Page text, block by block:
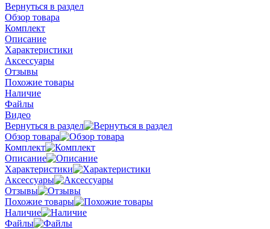
Вернуться в раздел
Обзор товара
Комплект
Описание
Характеристики
Аксессуары
Отзывы
Похожие товары
Наличие
Файлы
Видео
Вернуться в раздел
Обзор товара
Комплект
Описание
Характеристики
Аксессуары
Отзывы
Похожие товары
Наличие
Файлы